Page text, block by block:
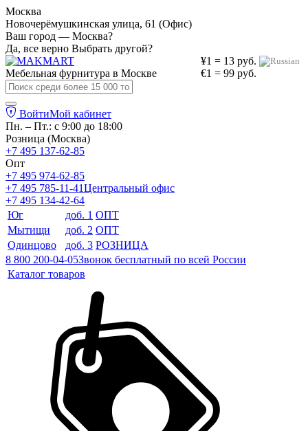
Москва
Новочерёмушкинская улица, 61 (Офис)
Ваш город — Москва?
Да, все верно Выбрать другой?
¥1 = 13 руб.
€1 = 99 руб.
Мебельная фурнитура в Москве
ВойтиМой кабинет
Пн. – Пт.: с 9:00 до 18:00
Розница (Москва)
+7 495 137-62-85
Опт
+7 495 974-62-85
+7 495 785-11-41Центральный офис
+7 495 134-42-64
Юг
доб. 1 ОПТ
Мытищи
доб. 2 ОПТ
Одинцово
доб. 3 РОЗНИЦА
8 800 200-04-05Звонок бесплатный по всей России
Каталог товаров